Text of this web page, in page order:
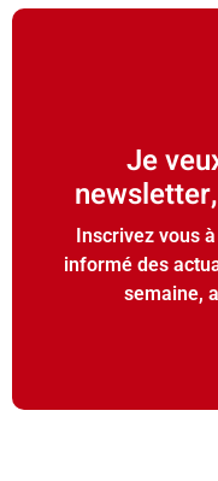
Je
Inscrivez vous
informé des
semaine,